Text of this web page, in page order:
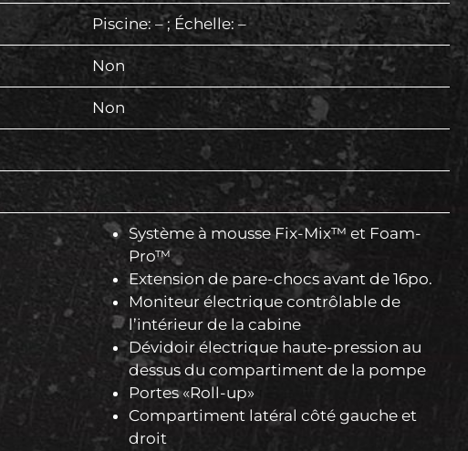
Piscine: – ; Échelle: –
Non
Non
Système à mousse Fix-Mix™ et Foam-
Pro™
Extension de pare-chocs avant de 16po.
Moniteur électrique contrôlable de
l’intérieur de la cabine
Dévidoir électrique haute-pression au
dessus du compartiment de la pompe
Portes «Roll-up»
Compartiment latéral côté gauche et
droit